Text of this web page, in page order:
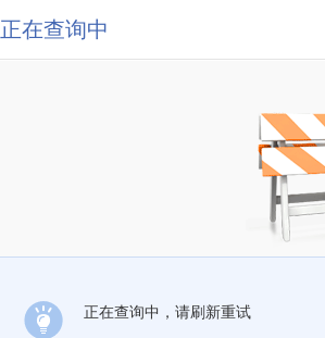
正在查询中
正在查询中，请刷新重试